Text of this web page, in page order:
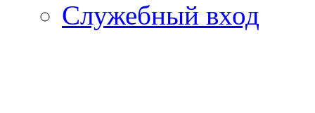
Служебный вход